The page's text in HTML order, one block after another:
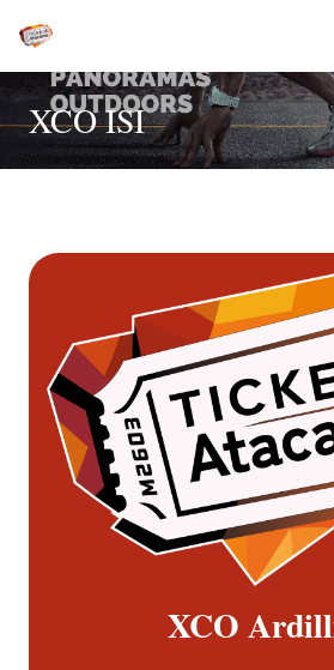
XCO ISI
XCO